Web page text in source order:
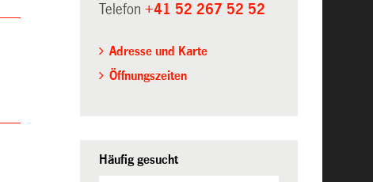
Telefon +41 52 267 52 52
Adresse und Karte
Öffnungszeiten
Häufig gesucht